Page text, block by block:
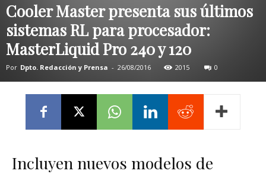
Cooler Master presenta sus últimos
sistemas RL para procesador:
MasterLiquid Pro 240 y 120
Por Dpto. Redacción y Prensa - 26/08/2016 2015 0
Incluyen nuevos modelos de